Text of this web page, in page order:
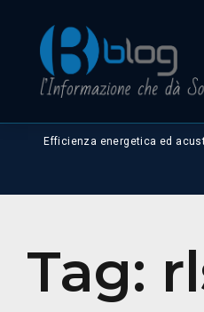
Efficienza energetica ed
Tag: